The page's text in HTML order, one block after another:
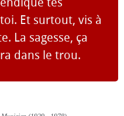
Et surtout, vis à
La sagesse, ça
dans le trou.